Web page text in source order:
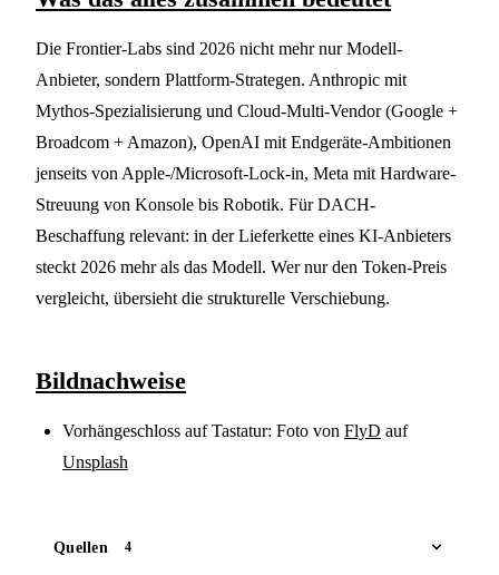
Die Frontier-Labs sind 2026 nicht mehr nur Modell-
Anbieter, sondern Plattform-Strategen. Anthropic mit
Mythos-Spezialisierung und Cloud-Multi-Vendor (Google +
Broadcom + Amazon), OpenAI mit Endgeräte-Ambitionen
jenseits von Apple-/Microsoft-Lock-in, Meta mit Hardware-
Streuung von Konsole bis Robotik. Für DACH-
Beschaffung relevant: in der Lieferkette eines KI-Anbieters
steckt 2026 mehr als das Modell. Wer nur den Token-Preis
vergleicht, übersieht die strukturelle Verschiebung.
Bildnachweise
Vorhängeschloss auf Tastatur: Foto von FlyD auf
Unsplash
Quellen 4